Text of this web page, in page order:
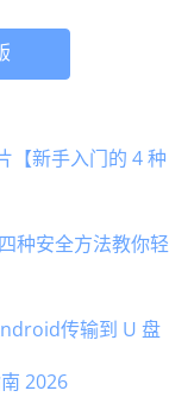
【新手入门的 4 种
种安全方法教你轻
传输到 U 盘
2026